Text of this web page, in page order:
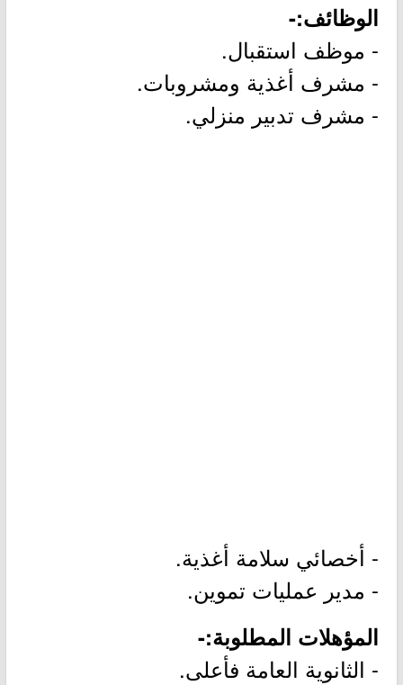
الوظائف:-
- موظف استقبال.
- مشرف أغذية ومشروبات.
- مشرف تدبير منزلي.
- أخصائي سلامة أغذية.
- مدير عمليات تموين.
المؤهلات المطلوبة:-
- الثانوية العامة فأعلى.